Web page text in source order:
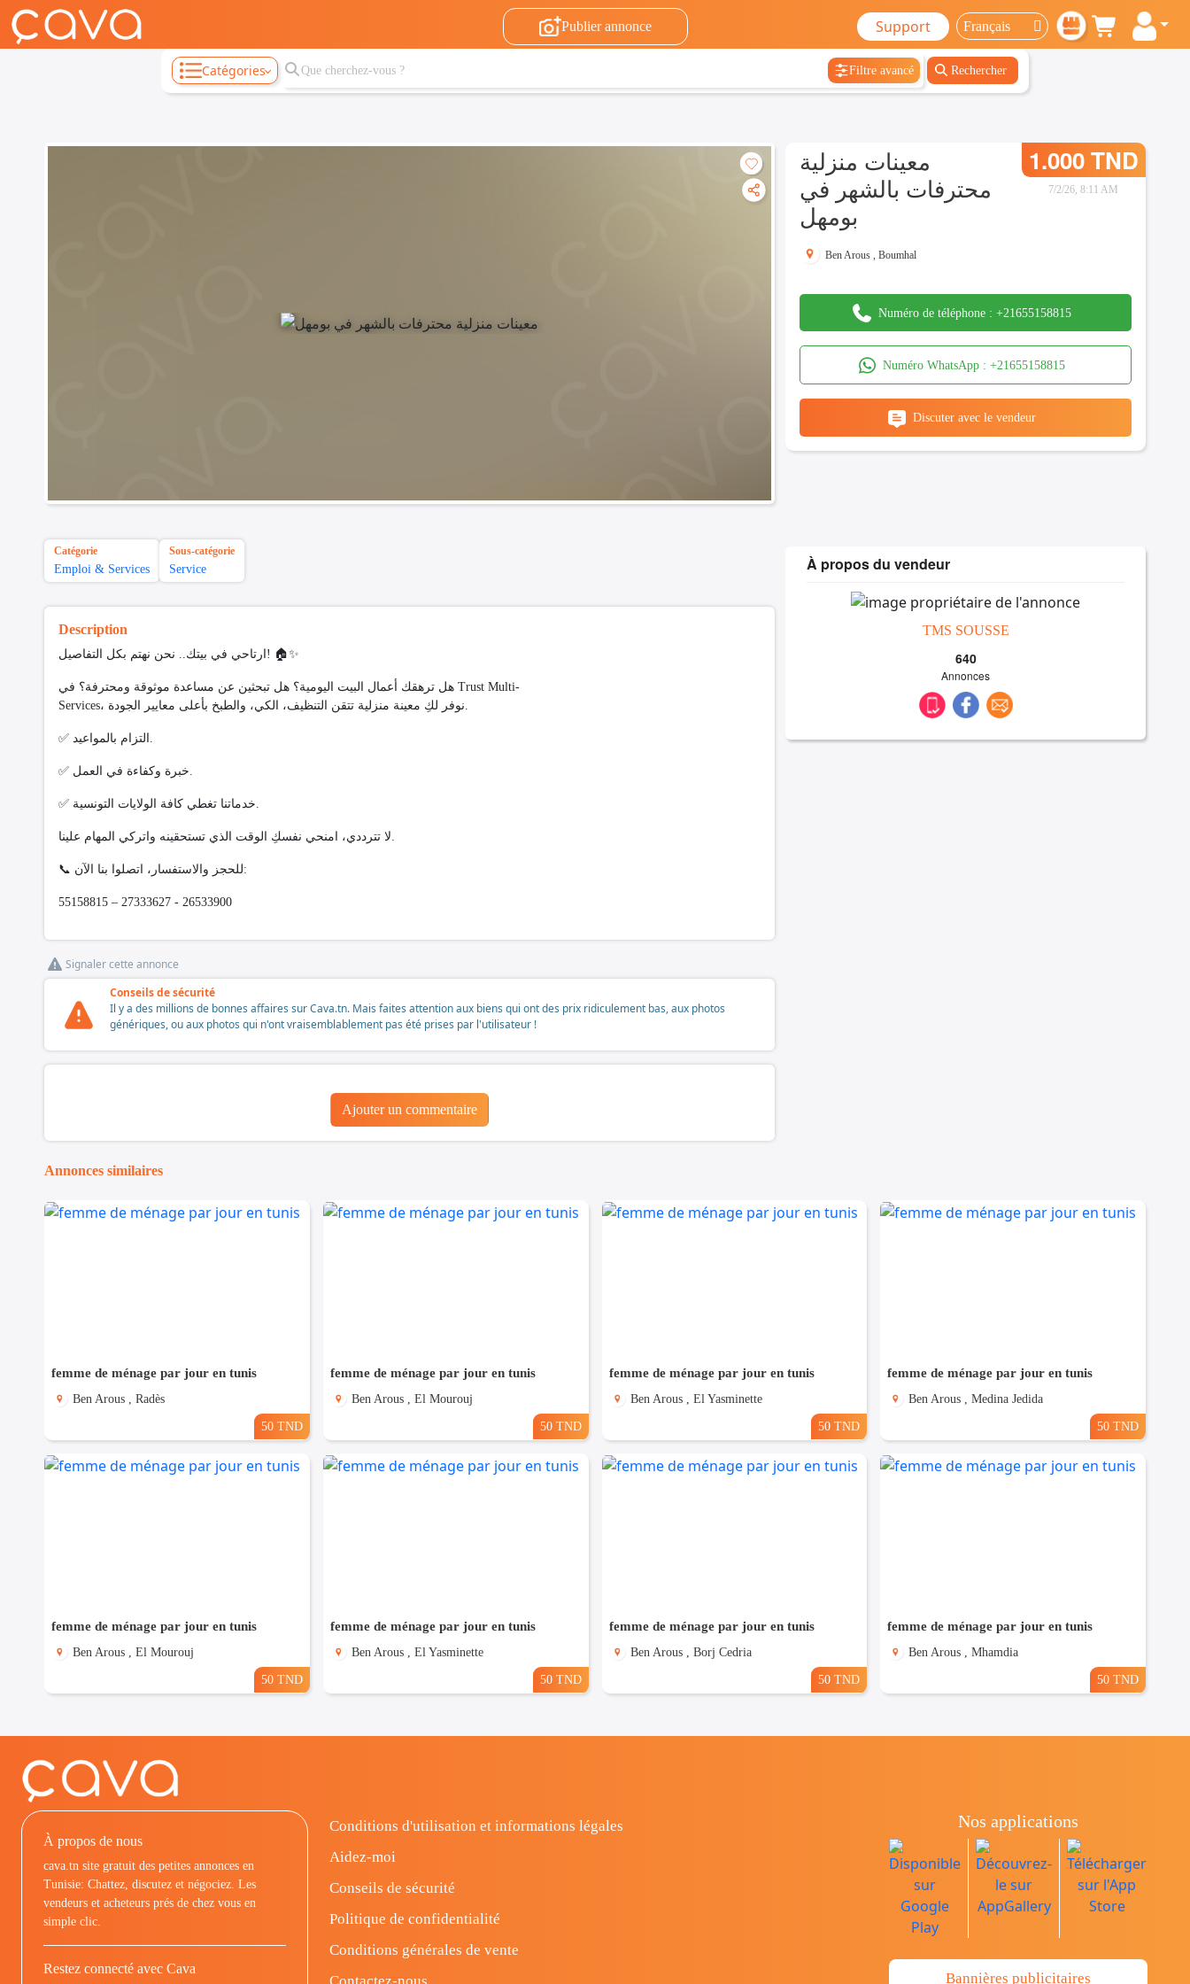
Publier annonce Support
Catégories Filtre avancé Rechercher
معينات منزلية
محترفات بالشهر في
بومهل
1.000 TND
7/2/26, 8:11 AM
Ben Arous ,Boumhal
Numéro de téléphone :+21655158815
Numéro WhatsApp : +21655158815
Discuter avec le vendeur
Catégorie
Emploi & Services
Sous-catégorie
Service
Description
ارتاحي في بيتك.. نحن نهتم بكل التفاصيل! 🏠✨
هل ترهقك أعمال البيت اليومية؟ هل تبحثين عن مساعدة موثوقة ومحترفة؟ في Trust Multi-
Services، نوفر لكِ معينة منزلية تتقن التنظيف، الكي، والطبخ بأعلى معايير الجودة.
✅ التزام بالمواعيد.
✅ خبرة وكفاءة في العمل.
✅ خدماتنا تغطي كافة الولايات التونسية.
لا تترددي، امنحي نفسكِ الوقت الذي تستحقينه واتركي المهام علينا.
📞 للحجز والاستفسار، اتصلوا بنا الآن:
55158815 – 27333627 - 26533900
Signaler cette annonce
Conseils de sécurité
Il y a des millions de bonnes affaires sur Cava.tn. Mais faites attention aux biens qui ont des prix ridiculement bas, aux photos
génériques, ou aux photos qui n'ont vraisemblablement pas été prises par l'utilisateur !
Ajouter un commentaire
À propos du vendeur
TMS SOUSSE
640
Annonces
Annonces similaires
femme de ménage par jour en tunis
Ben Arous , Radès
50 TND
femme de ménage par jour en tunis
Ben Arous , El Mourouj
50 TND
femme de ménage par jour en tunis
Ben Arous , El Yasminette
50 TND
femme de ménage par jour en tunis
Ben Arous , Medina Jedida
50 TND
femme de ménage par jour en tunis
Ben Arous , El Mourouj
50 TND
femme de ménage par jour en tunis
Ben Arous , El Yasminette
50 TND
femme de ménage par jour en tunis
Ben Arous , Borj Cedria
50 TND
femme de ménage par jour en tunis
Ben Arous , Mhamdia
50 TND
À propos de nous
cava.tn site gratuit des petites annonces en
Tunisie: Chattez, discutez et négociez. Les
vendeurs et acheteurs prés de chez vous en
simple clic.
Restez connecté avec Cava
Conditions d'utilisation et informations légales
Aidez-moi
Conseils de sécurité
Politique de confidentialité
Conditions générales de vente
Nos applications
Bannières publicitaires